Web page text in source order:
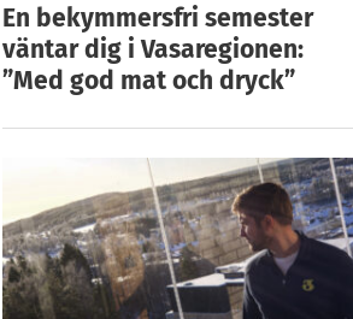
En bekymmersfri semester
väntar dig i Vasaregionen:
”Med god mat och dryck”